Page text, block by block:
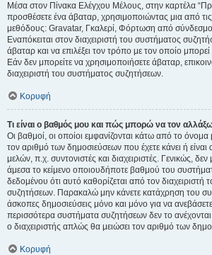
Μέσα στον Πίνακα Ελέγχου Μέλους, στην καρτέλα
προσθέσετε ένα άβαταρ, χρησιμοποιώντας μια από
μεθόδους: Gravatar, Γκαλερί, Φόρτωση από
Εναπόκειται στον διαχειριστή του συστήματος
άβαταρ και να επιλέξει τον τρόπο με τον οποίο
Εάν δεν μπορείτε να χρησιμοποιήσετε άβαταρ,
διαχειριστή του συστήματος συζητήσεων.
Κορυφή
Τι είναι ο βαθμός μου και πώς μπορώ να τον
Οι βαθμοί, οι οποίοι εμφανίζονται κάτω από το
τον αριθμό των δημοσιεύσεων που έχετε κάνει ή
μελών, π.χ. συντονιστές και διαχειριστές. Γενικώς, δεν
άμεσα το κείμενο οποιουδήποτε βαθμού του
δεδομένου ότι αυτό καθορίζεται από τον διαχειριστή
συζητήσεων. Παρακαλώ μην κάνετε κατάχρηση του
άσκοπες δημοσιεύσεις μόνο και μόνο για να
περισσότερα συστήματα συζητήσεων δεν το
ο διαχειριστής απλώς θα μειώσει τον αριθμό των
Κορυφή